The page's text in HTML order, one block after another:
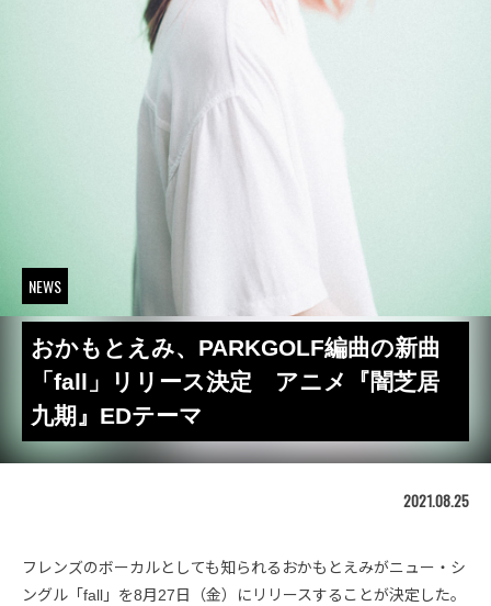
NEWS
おかもとえみ、PARKGOLF編曲の新曲
「fall」リリース決定 アニメ『闇芝居
九期』EDテーマ
2021.08.25
フレンズのボーカルとしても知られるおかもとえみがニュー・シ
ングル「fall」を8月27日（金）にリリースすることが決定した。